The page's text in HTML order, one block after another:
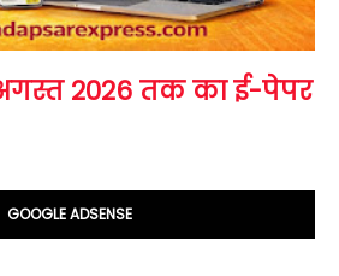
2026 तक का ई-पेपर
GOOGLE ADSENSE